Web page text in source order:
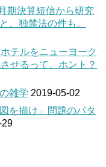
期決算短信から研究
、独禁法の件も。
テルをニューヨーク
せるって、ホント？
雑学 2019-05-02
を描け」問題のパタ
29